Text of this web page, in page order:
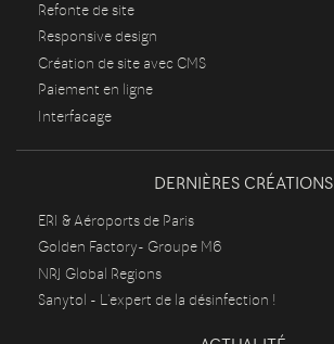
Refonte de site
Responsive design
Création de site avec CMS
Paiement en ligne
Interfacage
DERNIÈRES CRÉATIONS
ERI & Aéroports de Paris
Golden Factory- Groupe M6
NRJ Global Regions
Sanytol - L'expert de la désinfection !